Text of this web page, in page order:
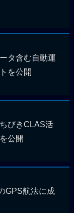
タ含む自動運
を公開
びきCLAS活
公開
GPS航法に成